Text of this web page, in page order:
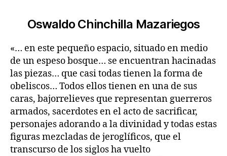
Oswaldo Chinchilla Mazariegos
«… en este pequeño espacio, situado en medio
de un espeso bosque… se encuentran hacinadas
las piezas… que casi todas tienen la forma de
obeliscos… Todos ellos tienen en una de sus
caras, bajorrelieves que representan guerreros
armados, sacerdotes en el acto de sacrificar,
personajes adorando a la divinidad y todas estas
figuras mezcladas de jeroglíficos, que el
transcurso de los siglos ha vuelto